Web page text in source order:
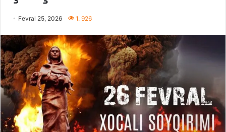
Fevral 25, 2026 1. 926